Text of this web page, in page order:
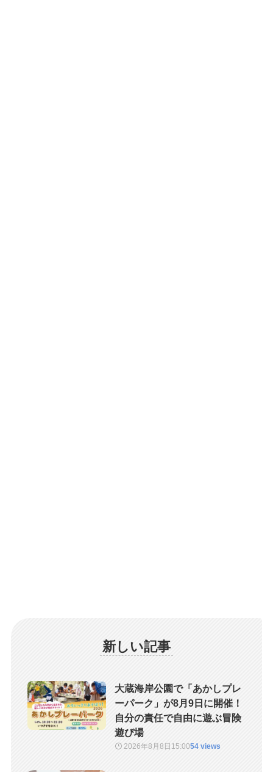
新しい記事
大蔵海岸公園で「あかしプレ
ーパーク」が8月9日に開催！
自分の責任で自由に遊ぶ冒険
遊び場
2026年8月8日 15:0054 views